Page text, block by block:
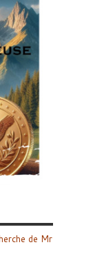
de Mr